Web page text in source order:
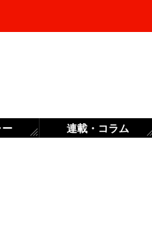
ー 連載・コラム